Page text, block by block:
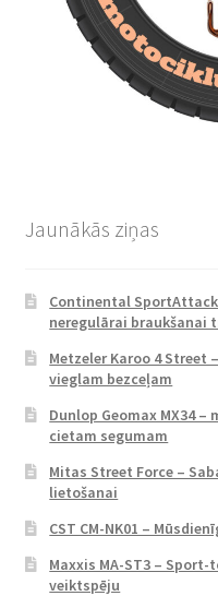
Jaunākās ziņas
Continental
neregulārai braukšanai
Metzeler Karoo 4
vieglam bezceļam
Dunlop Geomax MX34
cietam segumam
Mitas Street Force –
lietošanai
CST CM-NK01 –
Maxxis MA-ST3 –
veiktspēju